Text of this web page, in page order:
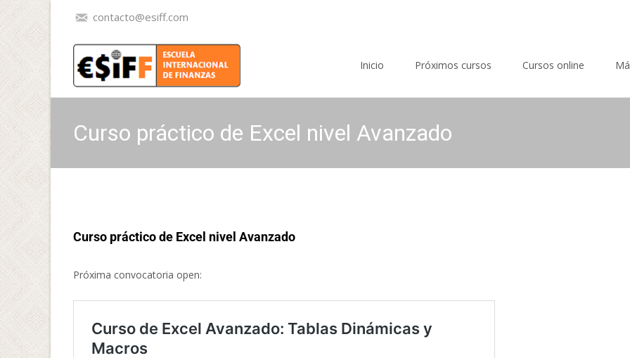
contacto@esiff.com
Inicio
Próximos cursos Cursos online
Curso práctico de Excel nivel Avanzado
Curso práctico de Excel nivel Avanzado
Próxima convocatoria open: